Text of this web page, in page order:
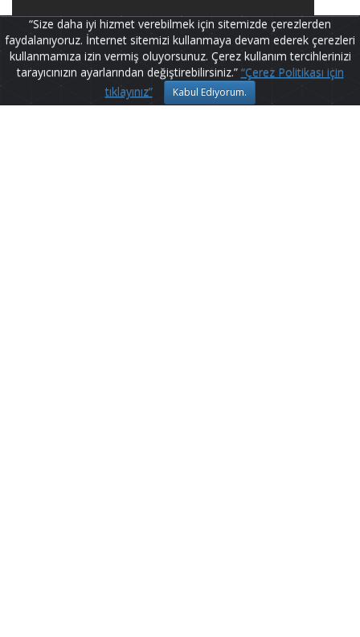
“Size daha iyi hizmet verebilmek için sitemizde çerezlerden
faydalanıyoruz. İnternet sitemizi kullanmaya devam ederek çerezleri
kullanmamıza izin vermiş oluyorsunuz. Çerez kullanım tercihlerinizi
tarayıcınızın ayarlarından değiştirebilirsiniz.” “Çerez Politikası için
tıklayınız”
Kabul Ediyorum.